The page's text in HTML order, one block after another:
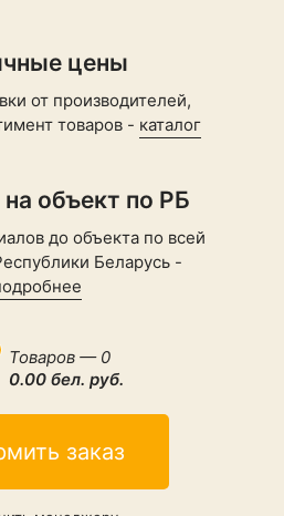
цены
от производителей,
товаров - каталог
объект по РБ
до объекта по всей
Беларусь -
Товаров — 0
0.00 бел. руб.
заказ